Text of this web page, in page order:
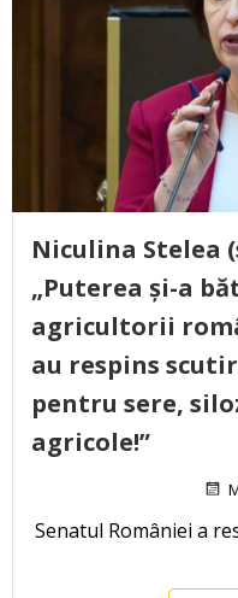
Niculina Stelea
„Puterea și-a
agricultorii
au respins
pentru sere,
agricole!”
Senatul României a